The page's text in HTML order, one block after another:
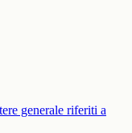
generale riferiti a